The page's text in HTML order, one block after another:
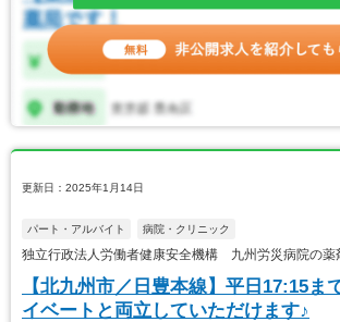
更新日：2025年1月14日
パート・アルバイト 病院・クリニック
独立行政法人労働者健康安全機構 九州労災病院の薬
【北九州市／日豊本線】平日17:15ま
イベートと両立していただけます♪